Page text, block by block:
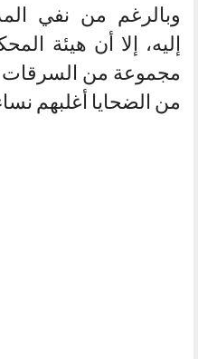
وبالرغم من نفي
إليه، إلا أن هيئة
مجموعة من السرقات
من الضحايا أغلبهم